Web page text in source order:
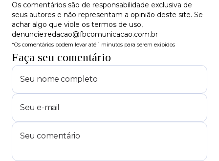
Os comentários são de responsabilidade exclusiva de
seus autores e não representam a opinião deste site. Se
achar algo que viole os termos de uso,
denuncie:redacao@fbcomunicacao.com.br
*Os comentários podem levar até 1 minutos para serem exibidos
Faça seu comentário